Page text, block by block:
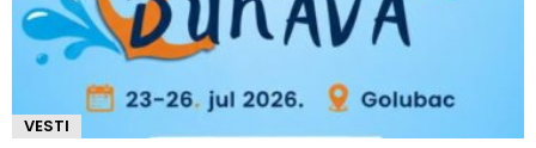
VESTI